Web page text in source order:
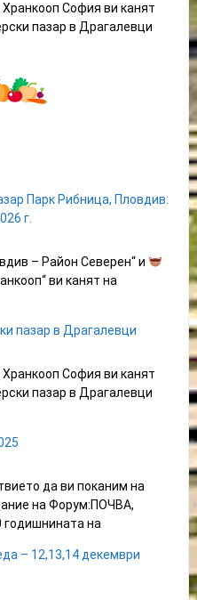
София ви канят
пазар в Драгалевци
Парк Рибница, Пловдив:
г.
– Район Северен“ и
ви канят на
пазар в Драгалевци
София ви канят
пазар в Драгалевци
да ви поканим на
на Форум:ПОЧВА,
годишнината на
– 12,13,14 декември